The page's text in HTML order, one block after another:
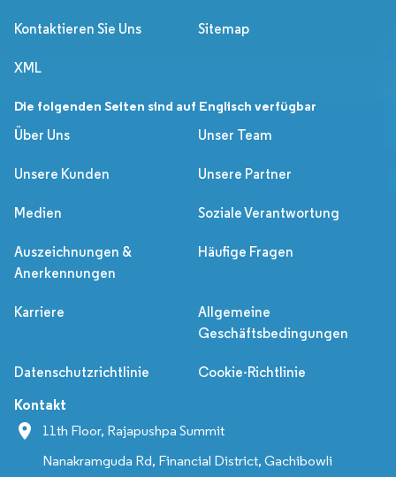
Kontaktieren Sie Uns Sitemap
XML
Die folgenden Seiten sind auf Englisch verfügbar
Über Uns
Unser Team
Unsere Kunden Unsere Partner
Medien Soziale Verantwortung
Auszeichnungen &
Anerkennungen
Häufige Fragen
Karriere
Allgemeine
Geschäftsbedingungen
Datenschutzrichtlinie Cookie-Richtlinie
Kontakt
11th Floor, Rajapushpa Summit
Nanakramguda Rd, Financial District, Gachibowli